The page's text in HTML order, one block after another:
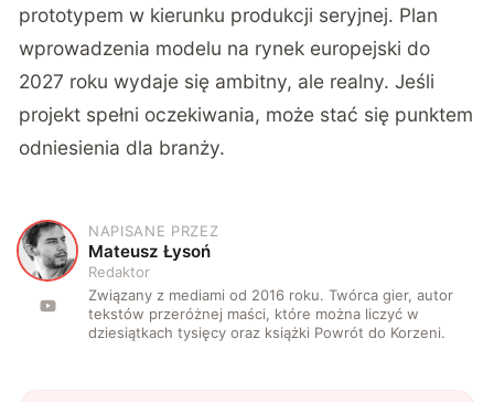
prototypem w kierunku produkcji seryjnej. Plan
wprowadzenia modelu na rynek europejski do
2027 roku wydaje się ambitny, ale realny. Jeśli
projekt spełni oczekiwania, może stać się punktem
odniesienia dla branży.
M
NAPISANE PRZEZ
Mateusz Łysoń
Redaktor
Związany z mediami od 2016 roku. Twórca gier, autor
tekstów przeróżnej maści, które można liczyć w
dziesiątkach tysięcy oraz książki Powrót do Korzeni.